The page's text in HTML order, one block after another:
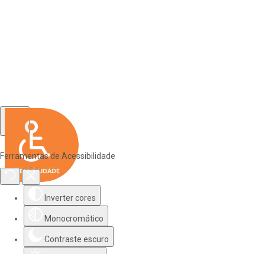
Ferramentas de Acessibilidade
Inverter cores
Monocromático
Contraste escuro